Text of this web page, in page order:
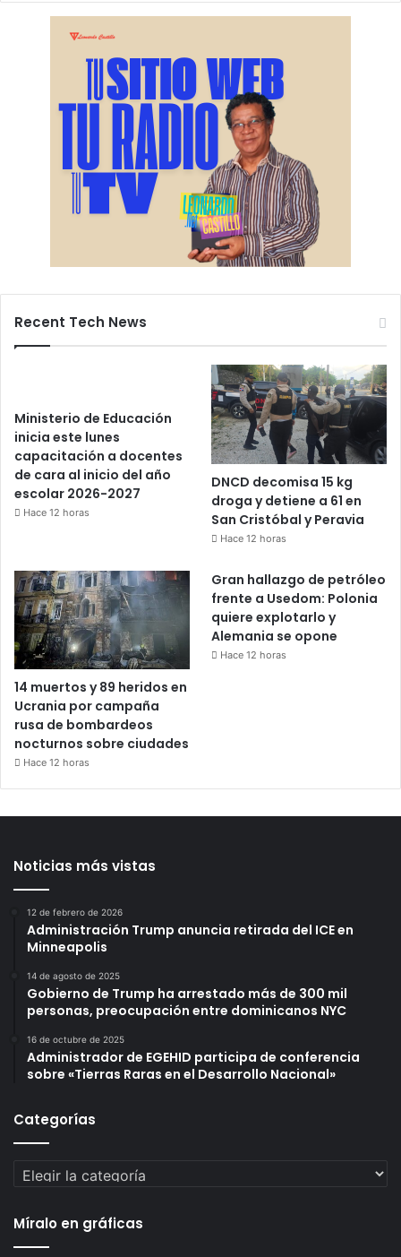
Recent Tech News
Ministerio de Educación
inicia este lunes
capacitación a docentes
de cara al inicio del año
escolar 2026-2027
Hace 12 horas
DNCD decomisa 15 kg
droga y detiene a 61 en
San Cristóbal y Peravia
Hace 12 horas
14 muertos y 89 heridos en
Ucrania por campaña
rusa de bombardeos
nocturnos sobre ciudades
Hace 12 horas
Gran hallazgo de petróleo
frente a Usedom: Polonia
quiere explotarlo y
Alemania se opone
Hace 12 horas
Noticias más vistas
12 de febrero de 2026
Administración Trump anuncia retirada del ICE en
Minneapolis
14 de agosto de 2025
Gobierno de Trump ha arrestado más de 300 mil
personas, preocupación entre dominicanos NYC
16 de octubre de 2025
Administrador de EGEHID participa de conferencia
sobre «Tierras Raras en el Desarrollo Nacional»
Categorías
Categorías
Míralo en gráficas